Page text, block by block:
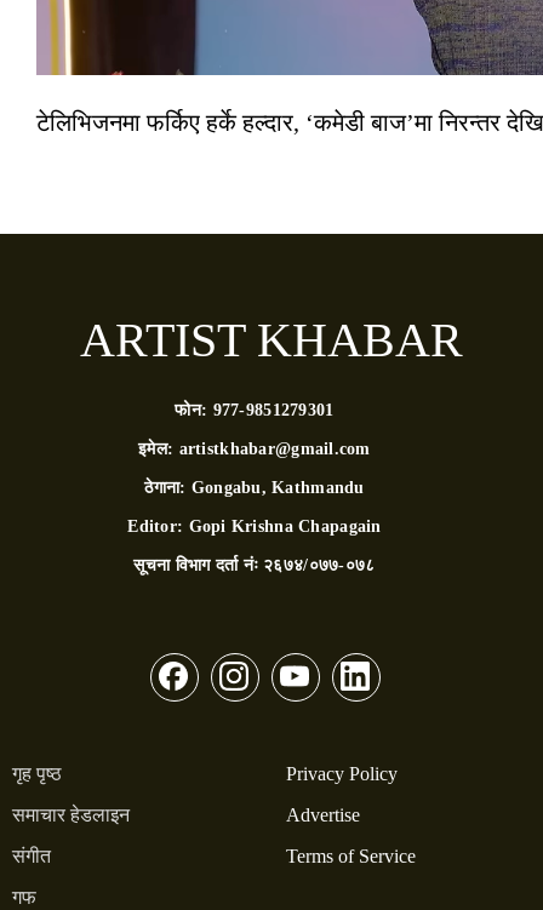
टेलिभिजनमा फर्किए हर्के हल्दार, ‘कमेडी बाज’मा निरन्तर
ARTIST KHABAR
फोन: 977-9851279301
इमेल: artistkhabar@gmail.com
ठेगाना: Gongabu, Kathmandu
Editor: Gopi Krishna Chapagain
सूचना विभाग दर्ता नंः २६७४/०७७-०७८
गृह पृष्ठ
समाचार हेडलाइन
संगीत
गफ
Privacy Policy
Advertise
Terms of Service